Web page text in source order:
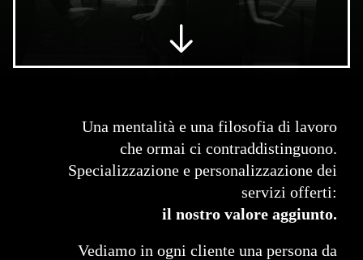
STL RUSSIA
NETWORK
Una mentalità e una filosofia di lavoro
che ormai ci contraddistinguono.
Specializzazione e personalizzazione dei
servizi offerti:
il nostro valore aggiunto.
Vediamo in ogni cliente una persona da